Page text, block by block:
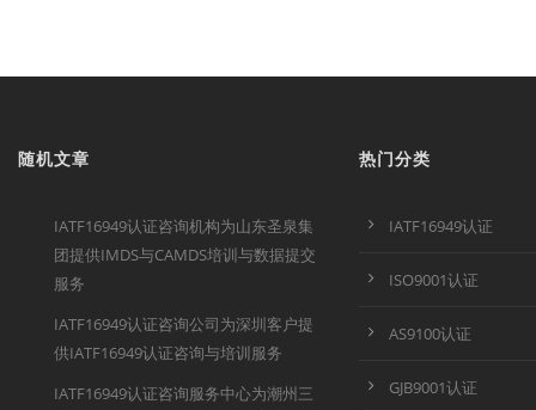
随机文章
IATF16949认证咨询机构为山东圣泉集
团提供IMDS与CAMDS培训与数据提交
服务
IATF16949认证咨询公司为深圳客户提
供IATF16949认证咨询与培训服务
IATF16949认证咨询服务中心为潮州三
热门分类
IATF16949认证
ISO9001认证
AS9100认证
GJB9001认证